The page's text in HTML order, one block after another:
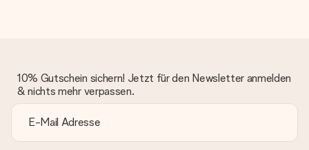
10% Gutschein sichern! Jetzt für den Newsletter anmelden
& nichts mehr verpassen.